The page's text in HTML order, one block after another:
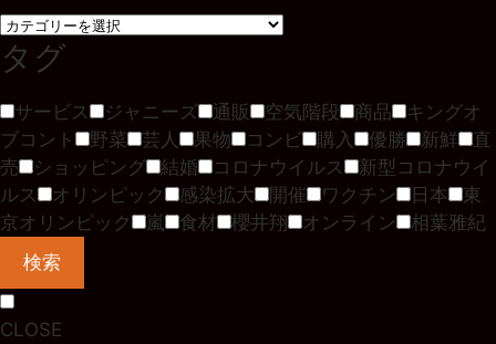
タグ
サービス ジャニーズ 通販 空気階段 商品
キングオ
ブコント
野菜 芸人 果物 コンビ 購入 優勝 新鮮
直
売
ショッピング 結婚 コロナウイルス
新型コロナウイ
ルス
オリンピック 感染拡大 開催 ワクチン 日本
東
京オリンピック
嵐 食材 櫻井翔 オンライン
相葉雅紀
検索
CLOSE